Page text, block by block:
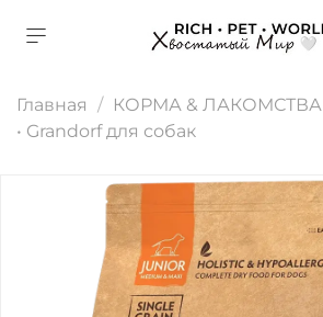
Главная КОРМА & ЛАКОМСТВА
• Grandorf для собак